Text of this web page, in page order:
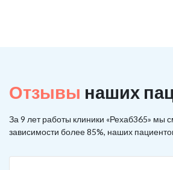
Отзывы наших
За 9 лет работы клиники «Рехаб365» мы
зависимости более 85%, наших